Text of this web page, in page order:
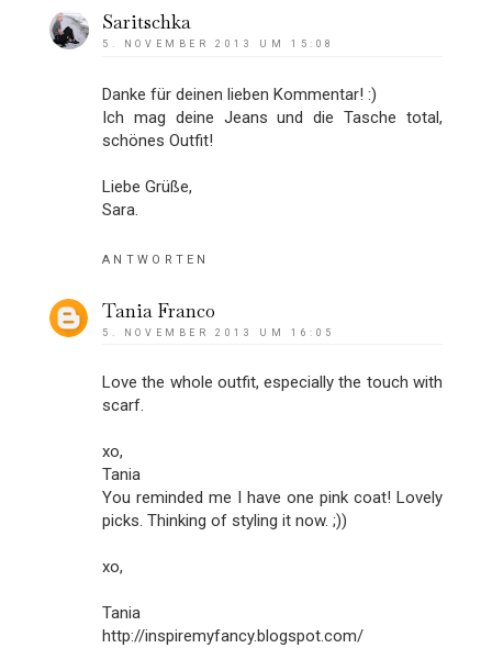
Saritschka
5. NOVEMBER 2013 UM 15:08
Danke für deinen lieben Kommentar! :)
Ich mag deine Jeans und die Tasche total,
schönes Outfit!
Liebe Grüße,
Sara.
ANTWORTEN
Tania Franco
5. NOVEMBER 2013 UM 16:05
Love the whole outfit, especially the touch with
scarf.
xo,
Tania
You reminded me I have one pink coat! Lovely
picks. Thinking of styling it now. ;))
xo,
Tania
http://inspiremyfancy.blogspot.com/